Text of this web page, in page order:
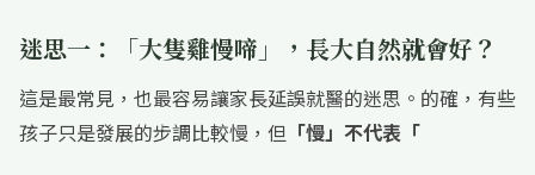
迷思一：「大隻雞慢啼」，長大自然就會好？
這是最常見，也最容易讓家長延誤就醫的迷思。的確，有些
孩子只是發展的步調比較慢，但 「慢」不代表「